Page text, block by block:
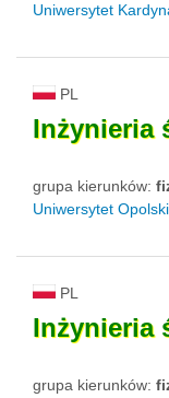
Uniwersytet
PL
Inżynieria
grupa kierunków:
Uniwersytet Opolski
PL
Inżynieria
grupa kierunków: